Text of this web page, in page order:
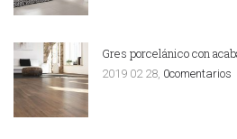
Gres porcelánico con
2019 02 28, 0comentarios